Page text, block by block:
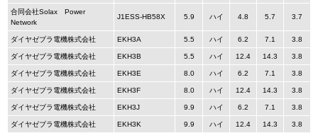
合同会社Solax Power
Network
J1ESS-HB58X 5.9 ハイ 4.8 5.7 3.7
ダイヤゼブラ電機株式会社 EKH3A 5.5 ハイ 6.2 7.1 3.8
ダイヤゼブラ電機株式会社 EKH3B 5.5 ハイ 12.4 14.3 3.8
ダイヤゼブラ電機株式会社 EKH3E 8.0 ハイ 6.2 7.1 3.8
ダイヤゼブラ電機株式会社 EKH3F 8.0 ハイ 12.4 14.3 3.8
ダイヤゼブラ電機株式会社 EKH3J 9.9 ハイ 6.2 7.1 3.8
ダイヤゼブラ電機株式会社 EKH3K 9.9 ハイ 12.4 14.3 3.8